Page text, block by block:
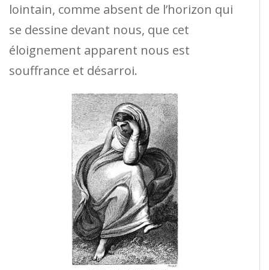
lointain, comme absent de l’horizon qui
se dessine devant nous, que cet
éloignement apparent nous est
souffrance et désarroi.